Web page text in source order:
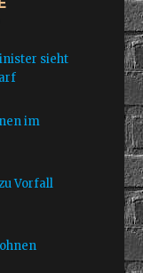
sieht
im
Vorfall